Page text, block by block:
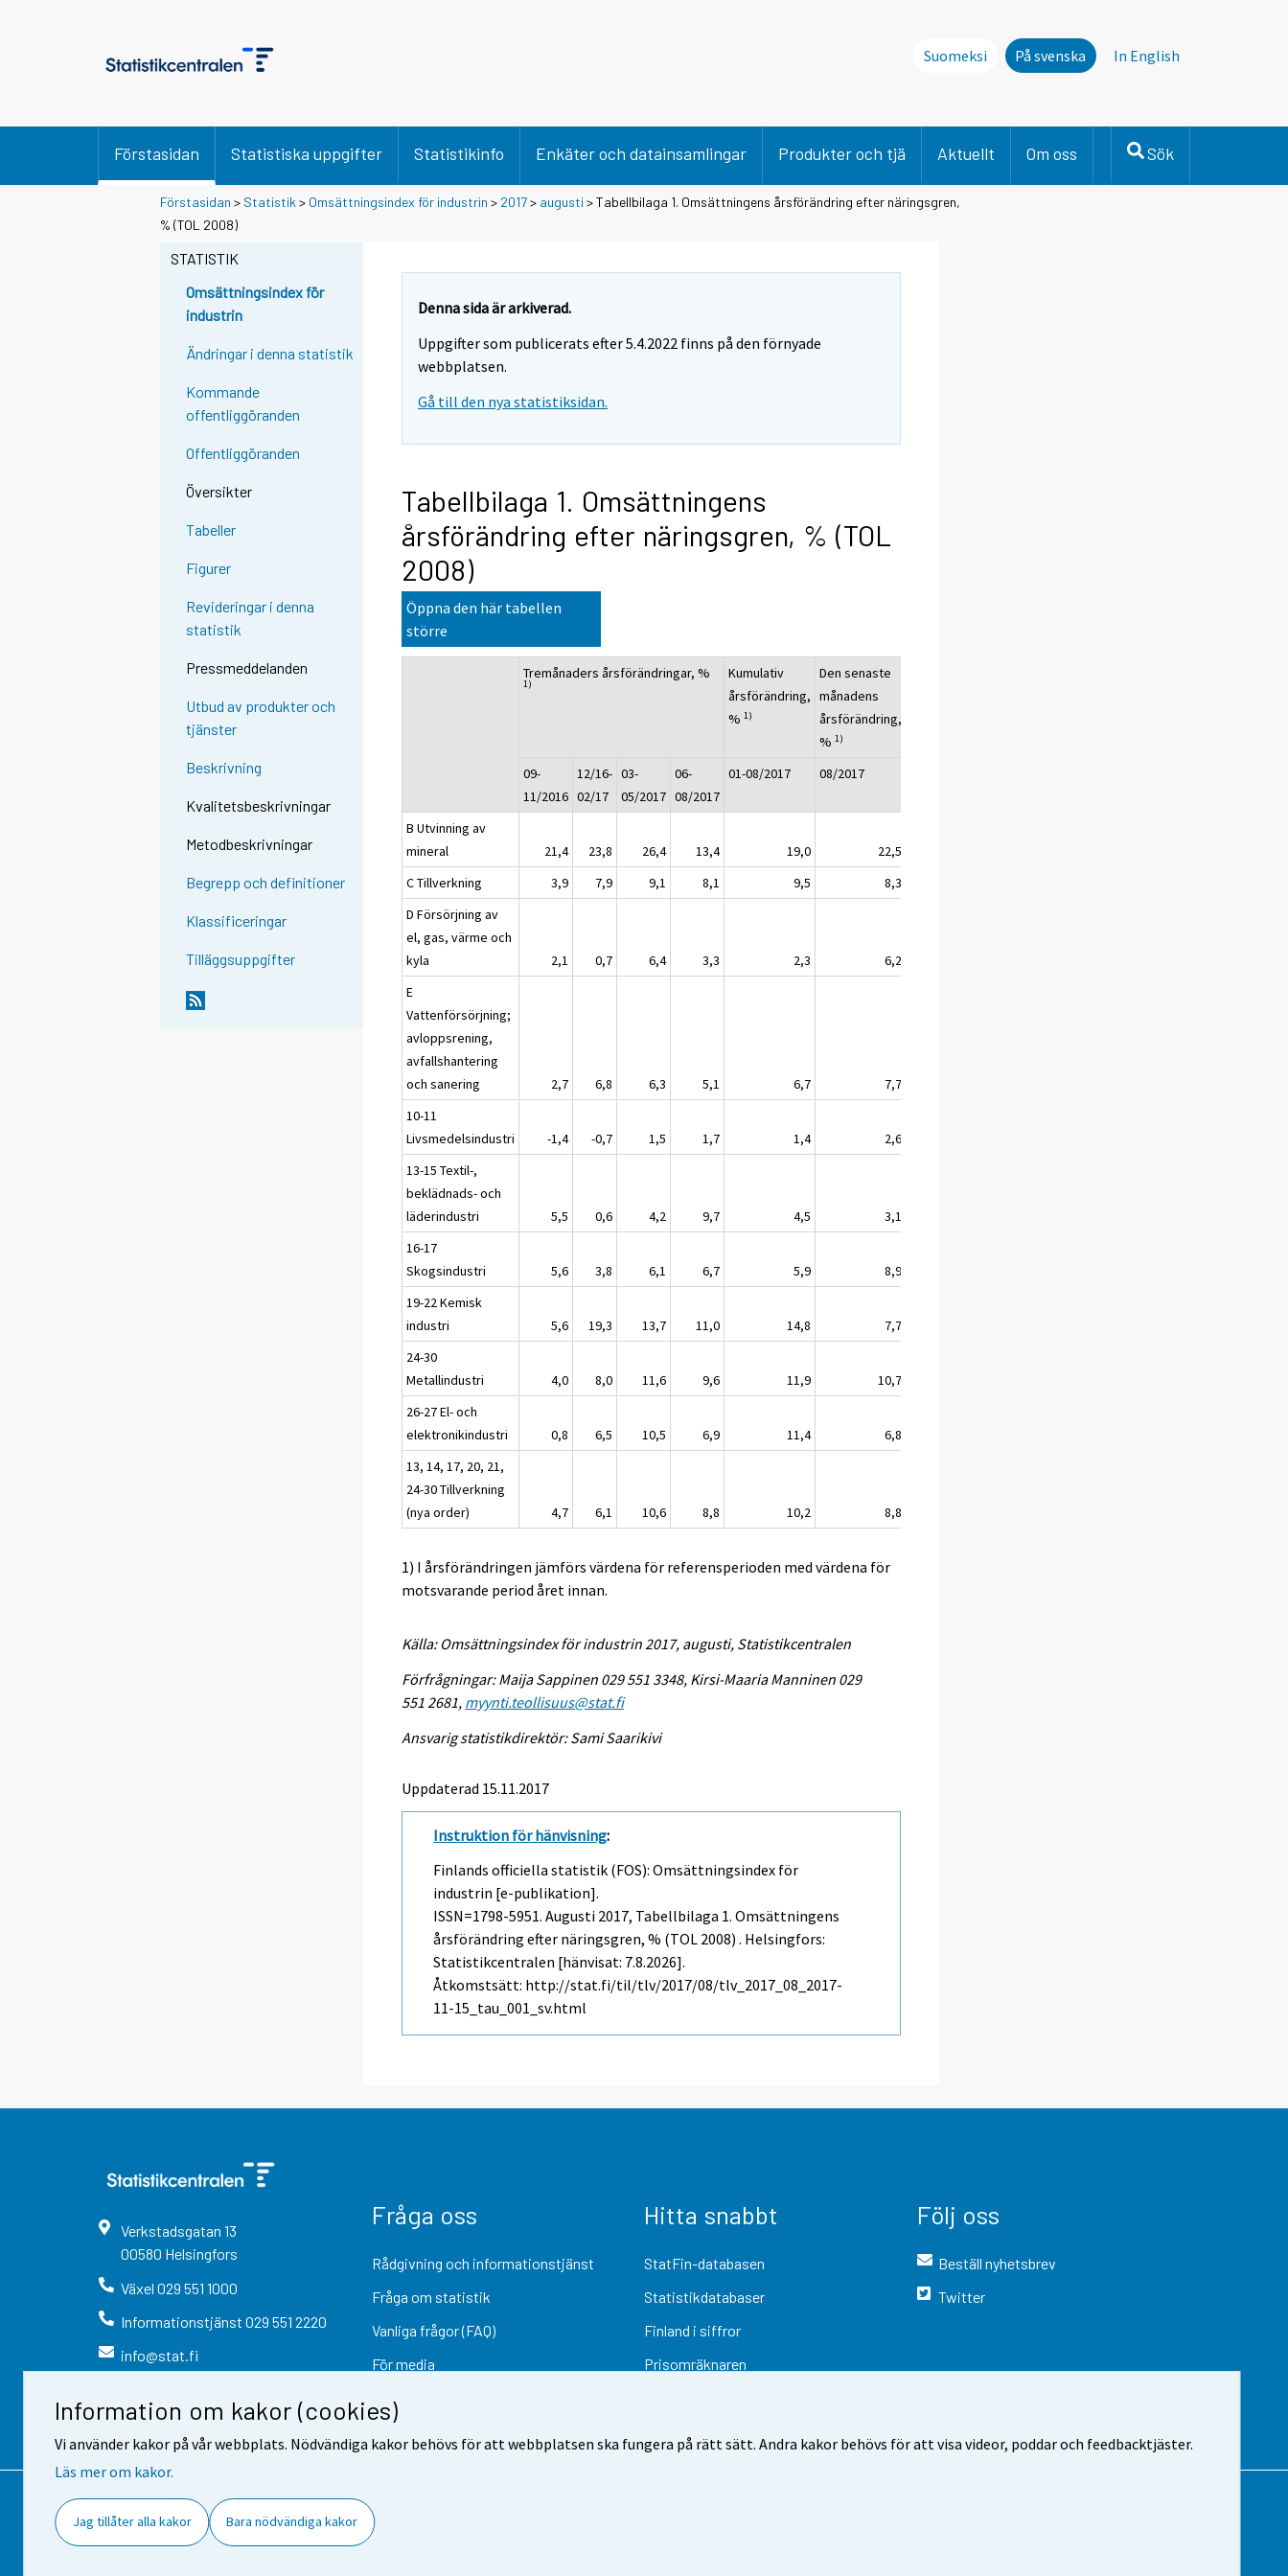
Information om kakor (cookies)
Vi använder kakor på vår webbplats. Nödvändiga kakor behövs för att webbplatsen ska fungera på rätt sätt. Andra kakor behövs för att visa videor, poddar och feedbacktjäster.
Läs mer om kakor.
Jag tillåter alla kakor Bara nödvändiga kakor
Suomeksi På svenska In English
Förstasidan Statistiska uppgifter Statistikinfo Enkäter och datainsamlingar Produkter och tjä Aktuellt Om oss Sök
Förstasidan > Statistik > Omsättningsindex för industrin > 2017> augusti > Tabellbilaga 1. Omsättningens årsförändring efter näringsgren,
% (TOL 2008)
STATISTIK
Omsättningsindex för
industrin
Ändringar i denna statistik
Kommande
offentliggöranden
Offentliggöranden
Översikter
Tabeller
Figurer
Revideringar i denna
statistik
Pressmeddelanden
Utbud av produkter och
tjänster
Beskrivning
Kvalitetsbeskrivningar
Metodbeskrivningar
Begrepp och definitioner
Klassificeringar
Tilläggsuppgifter
Denna sida är arkiverad.
Uppgifter som publicerats efter 5.4.2022 finns på den förnyade
webbplatsen.
Gå till den nya statistiksidan.
Tabellbilaga 1. Omsättningens
årsförändring efter näringsgren, % (TOL
2008)
Öppna den här tabellen
större
Tremånaders årsförändringar, %
1)
Kumulativ
årsförändring,
%1)
Den senaste
månadens
årsförändring,
%1)
09-
11/2016
12/16-
02/17
03-
05/2017
06-
08/2017
01-08/2017 08/2017
B Utvinning av
mineral
21,4 23,8 26,4 13,4 19,0
22,5
C Tillverkning
3,9 7,9 9,1 8,1 9,5
8,3
D Försörjning av
el, gas, värme och
kyla
2,1 0,7 6,4 3,3 2,3
6,2
E
Vattenförsörjning;
avloppsrening,
avfallshantering
och sanering
2,7 6,8 6,3 5,1 6,7
7,7
10-11
Livsmedelsindustri
-1,4 -0,7 1,5 1,7 1,4
2,6
13-15 Textil-,
beklädnads- och
läderindustri
5,5 0,6 4,2 9,7 4,5
3,1
16-17
Skogsindustri
5,6 3,8 6,1 6,7 5,9
8,9
19-22 Kemisk
industri
5,6 19,3 13,7 11,0 14,8
7,7
24-30
Metallindustri
4,0 8,0 11,6 9,6 11,9
10,7
26-27 El- och
elektronikindustri
0,8 6,5 10,5 6,9 11,4
6,8
13, 14, 17, 20, 21,
24-30 Tillverkning
(nya order)
4,7 6,1 10,6 8,8 10,2 8,8
1) I årsförändringen jämförs värdena för referensperioden med värdena för
motsvarande period året innan.
Källa: Omsättningsindex för industrin 2017, augusti, Statistikcentralen
Förfrågningar: Maija Sappinen 029 551 3348, Kirsi-Maaria Manninen 029
551 2681, myynti.teollisuus@stat.fi
Ansvarig statistikdirektör: Sami Saarikivi
Uppdaterad 15.11.2017
Instruktion för hänvisning:
Finlands officiella statistik (FOS): Omsättningsindex för
industrin [e-publikation].
ISSN=1798-5951.Augusti 2017, Tabellbilaga 1. Omsättningens
årsförändring efter näringsgren, % (TOL 2008) . Helsingfors:
Statistikcentralen [hänvisat: 7.8.2026].
Åtkomstsätt: http://stat.fi/til/tlv/2017/08/tlv_2017_08_2017-
11-15_tau_001_sv.html
Verkstadsgatan 13
00580 Helsingfors
Växel 029 551 1000
Informationstjänst 029 551 2220
info@stat.fi
Fråga oss
Rådgivning och informationstjänst
Fråga om statistik
Vanliga frågor (FAQ)
För media
Hitta snabbt
StatFin-databasen
Statistikdatabaser
Finland i siffror
Prisomräknaren
Följ oss
Beställ nyhetsbrev
Twitter
Kontaktinformation Respons